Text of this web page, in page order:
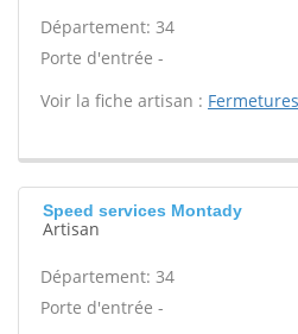
Département: 34
Porte d'entrée -
Voir la fiche artisan :
Speed services Montady
Artisan
Département: 34
Porte d'entrée -